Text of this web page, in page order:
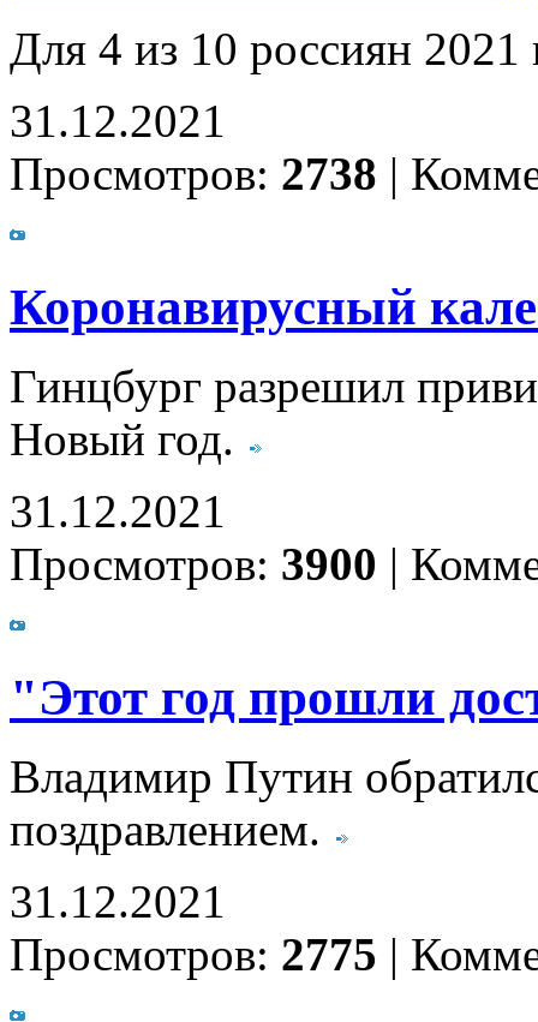
Для 4 из 10 россиян
31.12.2021
Просмотров: 2738 |
Коронавирусный
Гинцбург разрешил
Новый год.
31.12.2021
Просмотров: 3900 |
"Этот год прошли
Владимир Путин
поздравлением.
31.12.2021
Просмотров: 2775 |